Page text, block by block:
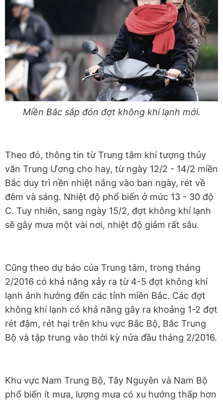
Miền Bắc sắp đón đợt không khí lạnh mới.
Theo đó, thông tin từ Trung tâm khí tượng thủy
văn Trung Ương cho hay, từ ngày 12/2 - 14/2 miền
Bắc duy trì nền nhiệt nắng vào ban ngày, rét về
đêm và sáng. Nhiệt độ phổ biến ở mức 13 - 30 độ
C. Tuy nhiên, sang ngày 15/2, đợt không khí lạnh
sẽ gây mưa một vài nơi, nhiệt độ giảm rất sâu.
Cũng theo dự báo của Trung tâm, trong tháng
2/2016 có khả năng xảy ra từ 4-5 đợt không khí
lạnh ảnh hưởng đến các tỉnh miền Bắc. Các đợt
không khí lạnh có khả năng gây ra khoảng 1-2 đợt
rét đậm, rét hại trên khu vực Bắc Bộ, Bắc Trung
Bộ và tập trung vào thời kỳ nửa đầu tháng 2/2016.
Khu vực Nam Trung Bộ, Tây Nguyên và Nam Bộ
phổ biến ít mưa, lượng mưa có xu hướng thấp hơn